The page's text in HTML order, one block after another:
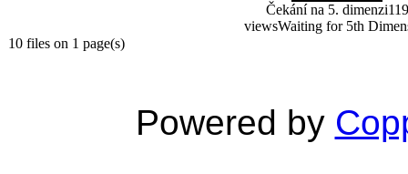
Čekání na 5. dimenzi119
viewsWaiting for 5th
10 files on 1 page(s)
Powered by